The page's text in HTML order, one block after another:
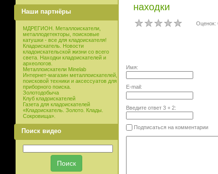
Наши партнёры
МДРЕГИОН. Металлоискатели,
металлодетекторы, поисковые
катушки - все для кладоискателя!
Кладоискатель. Новости
кладоискательской жизни со всего
света. Находки кладоискателей и
археологов.
Металлоискатели Minelab
Интернет-магазин металлоискателей,
поисковой техники и аксессуатов для
приборного поиска.
Золотодобыча
Клуб кладоискателей
Газета для кладоискателей
«Кладоискатель. Золото. Клады.
Сокровища».
Поиск видео
находки
Оценок:
Имя:
E-mail:
Введите ответ 3+ 2:
Подписаться на комментарии